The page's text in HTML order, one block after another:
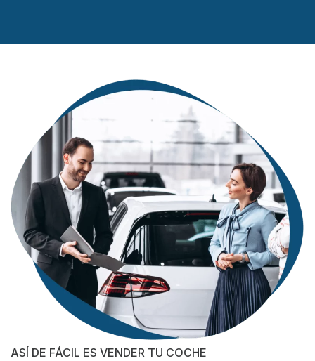
ASÍ DE FÁCIL ES VENDER TU COCHE